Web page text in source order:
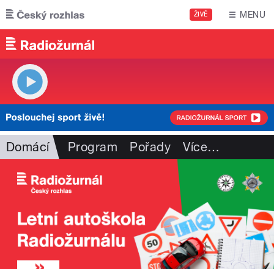
Přejít k hlavnímu obsahu
ŽIVĚ MENU
Domácí Program Pořady Více…